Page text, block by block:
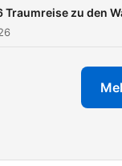
Traumreise zu den